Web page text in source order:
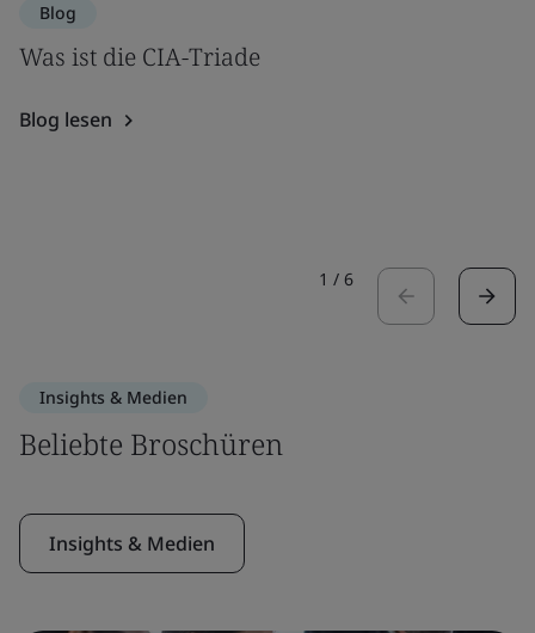
Blog
Was ist die CIA-Triade
Blog lesen
1 / 6
Insights & Medien
Beliebte Broschüren
Insights & Medien